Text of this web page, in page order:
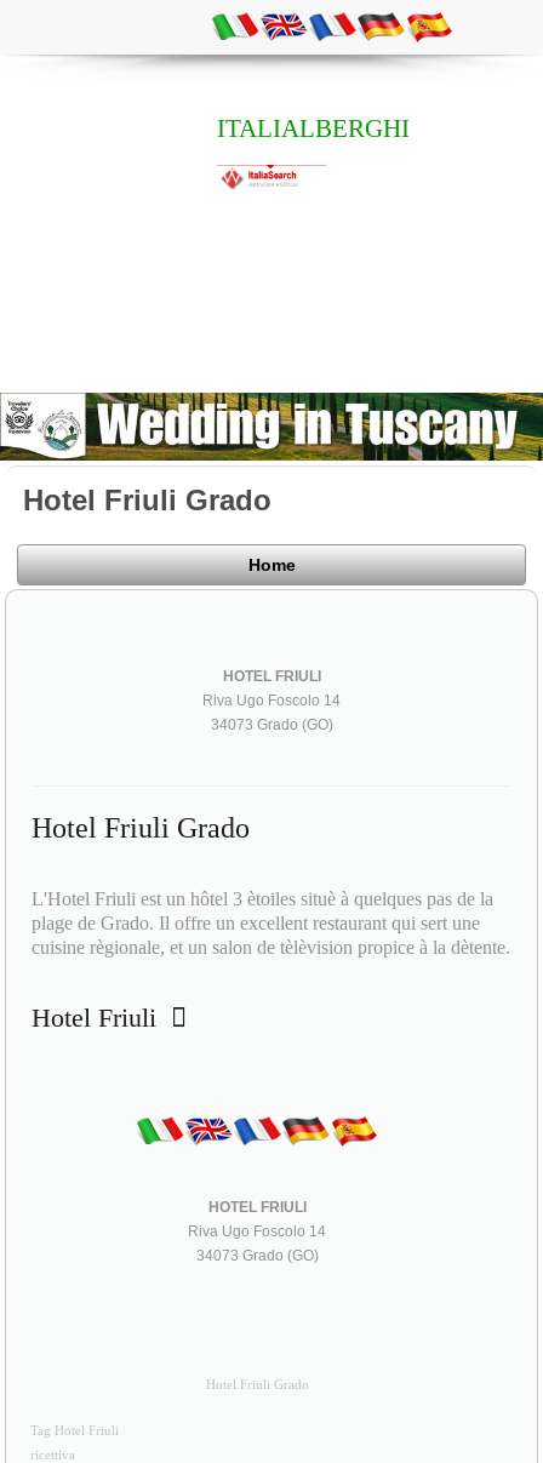
ITALIALBERGHI
Hotel Friuli Grado
Home
HOTEL FRIULI
Riva Ugo Foscolo 14
34073 Grado (GO)
Hotel Friuli Grado
L'Hotel Friuli est un hôtel 3 ètoiles situè à quelques pas de la
plage de Grado. Il offre un excellent restaurant qui sert une
cuisine règionale, et un salon de tèlèvision propice à la dètente.
Hotel Friuli
HOTEL FRIULI
Riva Ugo Foscolo 14
34073 Grado (GO)
Hotel Friuli Grado
Tag Hotel Friuli
ricettiva